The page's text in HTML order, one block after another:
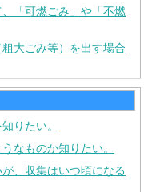
「可燃ごみ」や「不燃
大ごみ等）を出す場合
りたい。
なものか知りたい。
、収集はいつ頃になる